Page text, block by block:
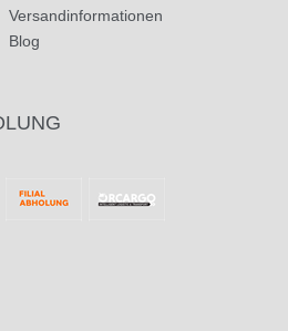
Versandinformationen
Blog